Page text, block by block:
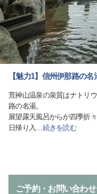
【魅力1】信州伊那路の
荒神山温泉の泉質はナトリ
路の名湯。
展望露天風呂からが四季折
日帰り入
続きを読む
ご予約・お問い合わせ